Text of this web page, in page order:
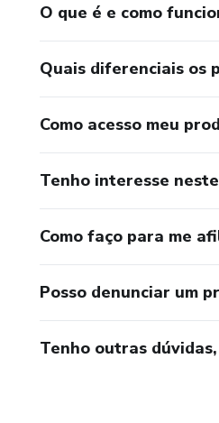
O que é e como
Quais diferenciais os
Como acesso meu
Tenho interesse
Como faço para me
Posso denunciar um
Tenho outras